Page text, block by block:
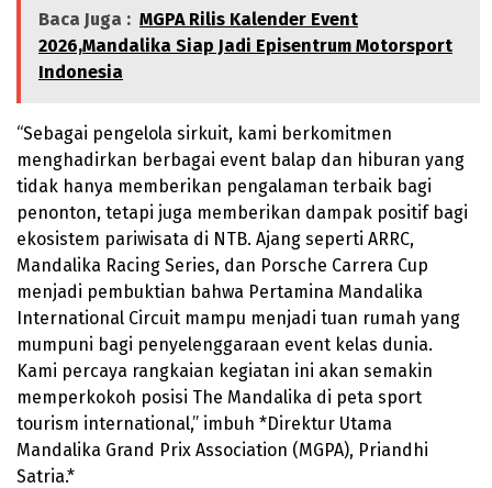
Baca Juga : MGPA Rilis Kalender Event
2026,Mandalika Siap Jadi Episentrum Motorsport
Indonesia
“Sebagai pengelola sirkuit, kami berkomitmen
menghadirkan berbagai event balap dan hiburan yang
tidak hanya memberikan pengalaman terbaik bagi
penonton, tetapi juga memberikan dampak positif bagi
ekosistem pariwisata di NTB. Ajang seperti ARRC,
Mandalika Racing Series, dan Porsche Carrera Cup
menjadi pembuktian bahwa Pertamina Mandalika
International Circuit mampu menjadi tuan rumah yang
mumpuni bagi penyelenggaraan event kelas dunia.
Kami percaya rangkaian kegiatan ini akan semakin
memperkokoh posisi The Mandalika di peta sport
tourism international,” imbuh *Direktur Utama
Mandalika Grand Prix Association (MGPA), Priandhi
Satria.*